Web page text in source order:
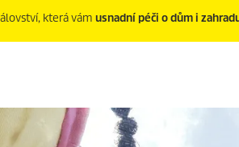
která vám usnadní péči o dům i